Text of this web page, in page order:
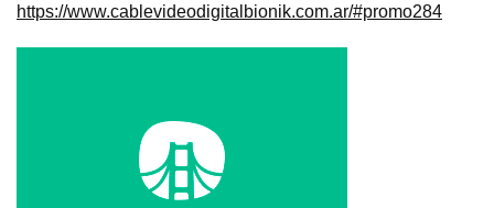
https://www.cablevideodigitalbionik.com.ar/#promo284